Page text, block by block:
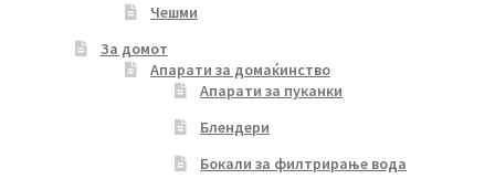
Чешми
За домот
Апарати за домаќинство
Апарати за пуканки
Блендери
Бокали за филтрирање вода